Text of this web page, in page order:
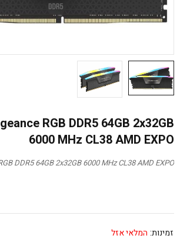
RGB DDR5 64GB 2x32GB
6000 MHz CL38 AMD EXPO
DDR5 64GB 2x32GB 6000 MHz CL38 AMD EXPO
זמינות: המלאי אזל